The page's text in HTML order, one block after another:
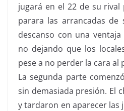
jugará en el 22 de su
parara las arrancadas
descanso con una
no dejando que los
pese a no perder la cara al
La segunda parte
sin demasiada presión. El
y tardaron en aparecer las